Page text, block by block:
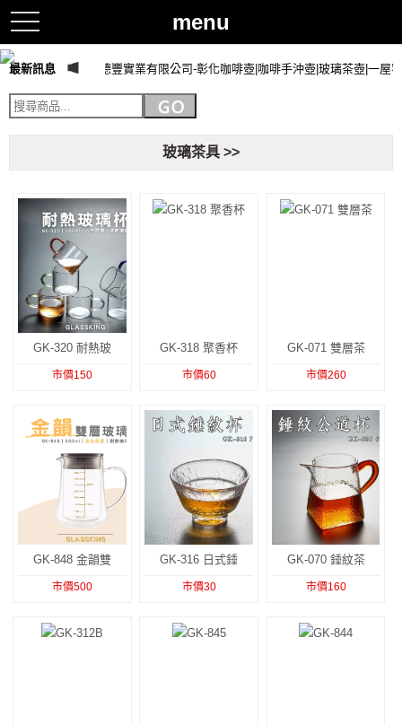
menu
toggle
navigation
最新訊息 萬德豐實業有限公司-彰化咖啡壺|咖啡手沖壺|玻璃茶壺|一屋
玻璃茶具 >>
GK-320 耐熱玻
市價150
GK-318 聚香杯
市價60
GK-071 雙層茶
市價260
GK-848 金韻雙
市價500
GK-316 日式錘
市價30
GK-070 錘紋茶
市價160